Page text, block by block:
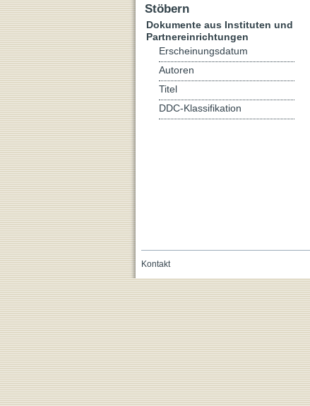
Stöbern
Dokumente aus Instituten und
Partnereinrichtungen
Erscheinungsdatum
Autoren
Titel
DDC-Klassifikation
Kontakt